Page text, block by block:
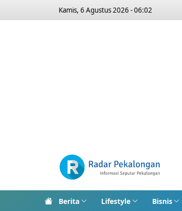
Kamis, 6 Agustus 2026 - 06:02
Berita Lifestyle Bisnis